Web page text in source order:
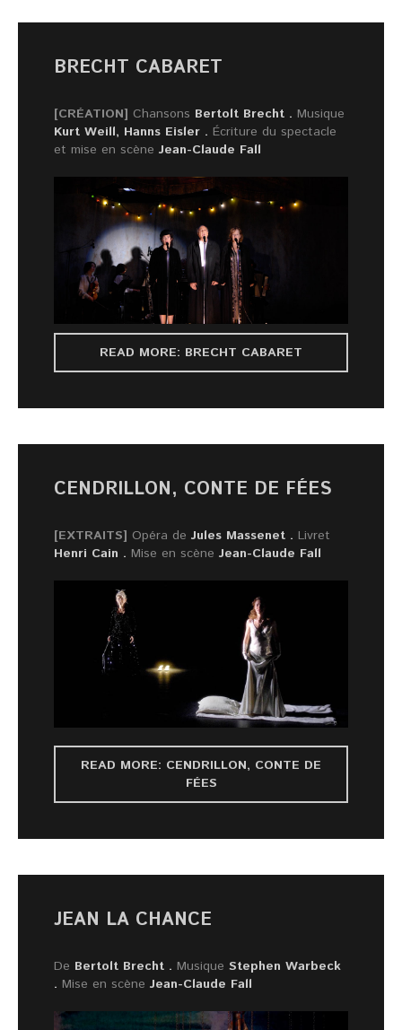
BRECHT CABARET
[CRÉATION] Chansons Bertolt Brecht . Musique
Kurt Weill, Hanns Eisler . Écriture du spectacle
et mise en scène Jean-Claude Fall
READ MORE: BRECHT CABARET
CENDRILLON, CONTE DE FÉES
[EXTRAITS] Opéra de Jules Massenet . Livret
Henri Cain . Mise en scène Jean-Claude Fall
READ MORE: CENDRILLON, CONTE DE
FÉES
JEAN LA CHANCE
De Bertolt Brecht . Musique Stephen Warbeck
. Mise en scène Jean-Claude Fall